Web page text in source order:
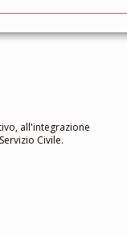
all'integrazione
Civile.